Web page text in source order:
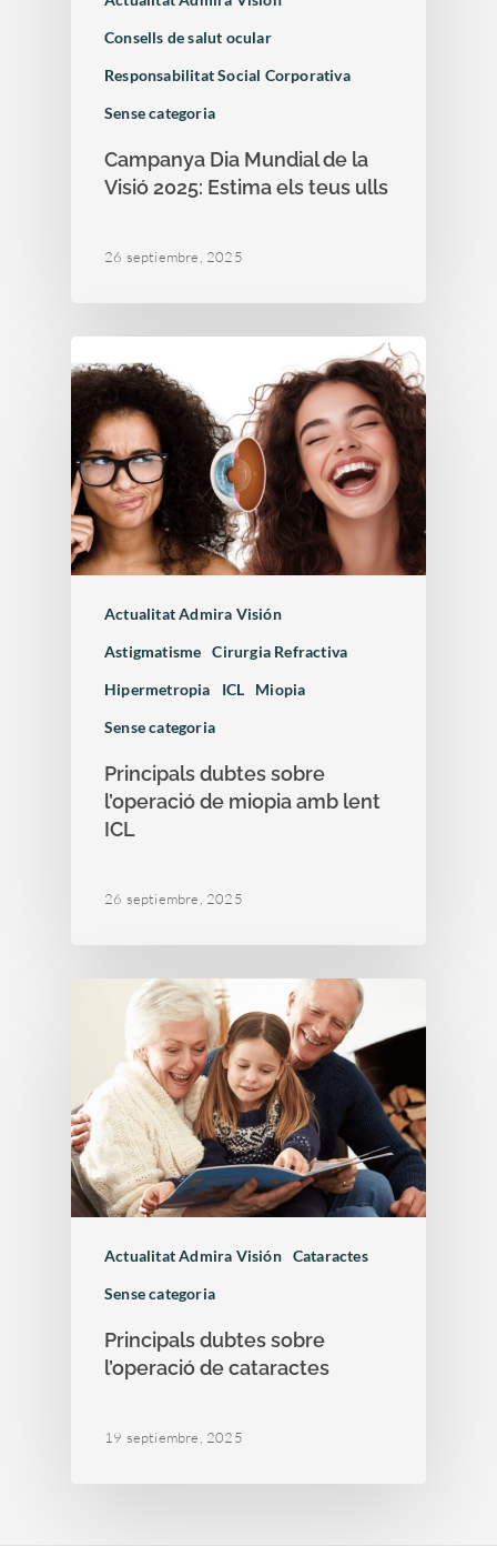
Consells de salut ocular
Responsabilitat Social Corporativa
Sense categoria
Campanya Dia Mundial de la
Visió 2025: Estima els teus ulls
26 septiembre, 2025
Actualitat Admira Visión
Astigmatisme
Cirurgia Refractiva
Hipermetropia
ICL
Miopia
Sense categoria
Principals dubtes sobre
l’operació de miopia amb lent
ICL
26 septiembre, 2025
Actualitat Admira Visión Cataractes
Sense categoria
Principals dubtes sobre
l’operació de cataractes
19 septiembre, 2025